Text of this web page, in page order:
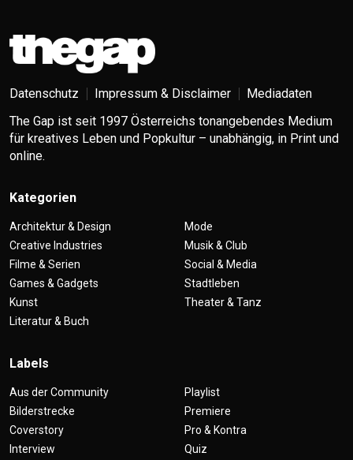
Datenschutz Impressum & Disclaimer
Mediadaten
The Gap ist seit 1997 Österreichs tonangebendes Medium
für kreatives Leben und Popkultur – unabhängig, in Print und
online.
Kategorien
Architektur & Design
Creative Industries
Filme & Serien
Games & Gadgets
Kunst
Literatur & Buch
Mode
Musik & Club
Social & Media
Stadtleben
Theater & Tanz
Labels
Aus der Community
Bilderstrecke
Coverstory
Interview
Playlist
Premiere
Pro & Kontra
Quiz